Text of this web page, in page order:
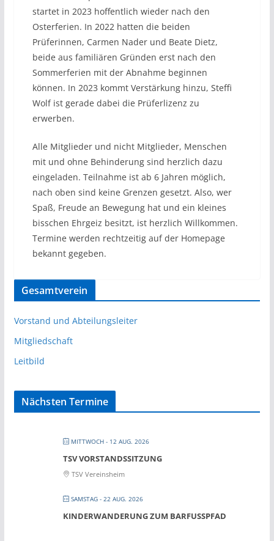
startet in 2023 hoffentlich wieder nach den
Osterferien. In 2022 hatten die beiden
Prüferinnen, Carmen Nader und Beate Dietz,
beide aus familiären Gründen erst nach den
Sommerferien mit der Abnahme beginnen
können. In 2023 kommt Verstärkung hinzu, Steffi
Wolf ist gerade dabei die Prüferlizenz zu
erwerben.
Alle Mitglieder und nicht Mitglieder, Menschen
mit und ohne Behinderung sind herzlich dazu
eingeladen. Teilnahme ist ab 6 Jahren möglich,
nach oben sind keine Grenzen gesetzt. Also, wer
Spaß, Freude an Bewegung hat und ein kleines
bisschen Ehrgeiz besitzt, ist herzlich Willkommen.
Termine werden rechtzeitig auf der Homepage
bekannt gegeben.
Gesamtverein
Vorstand und Abteilungsleiter
Mitgliedschaft
Leitbild
Nächsten Termine
MITTWOCH - 12 AUG. 2026
TSV VORSTANDSSITZUNG
TSV Vereinsheim
SAMSTAG - 22 AUG. 2026
KINDERWANDERUNG ZUM BARFUSSPFAD